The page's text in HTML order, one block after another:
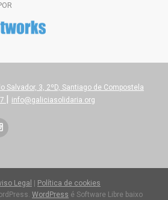
Salvador, 3, 2ºD, Santiago de Compostela
| info@galiciasolidaria.org
Legal
Política de cookies
WordPress é Software Libre baixo